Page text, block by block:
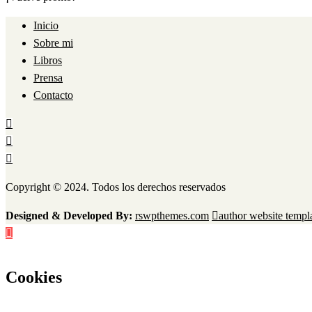
Inicio
Sobre mi
Libros
Prensa
Contacto
Copyright © 2024. Todos los derechos reservados
Designed & Developed By: rswpthemes.com author website
Cookies